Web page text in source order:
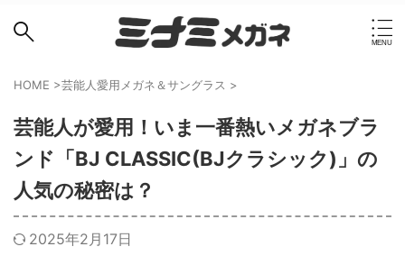
HOME >芸能人愛用メガネ＆サングラス >
芸能人が愛用！いま一番熱いメガネブラ
ンド「BJ CLASSIC(BJクラシック)」の
人気の秘密は？
2025年2月17日